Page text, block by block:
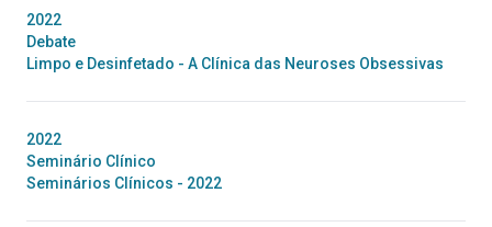
2022
Debate
Limpo e Desinfetado - A Clínica das Neuroses Obsessivas
2022
Seminário Clínico
Seminários Clínicos - 2022